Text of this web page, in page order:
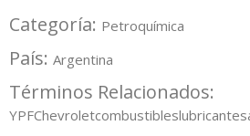
Categoría: Petroquímica
País: Argentina
Términos Relacionados:
YPFChevroletcombustibleslubricantes